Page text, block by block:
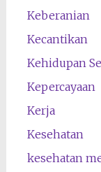
Keberanian
Kecantikan
Kehidupan
Kepercayaan
Kerja
Kesehatan
kesehatan